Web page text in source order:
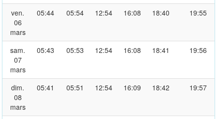
ven.
06
mars
05:44 05:54 12:54 16:08 18:40 19:55
sam.
07
mars
05:43 05:53 12:54 16:08 18:41 19:56
dim.
08
mars
05:41 05:51 12:54 16:09 18:42 19:57